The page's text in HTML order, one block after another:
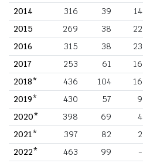
2014
316 39 14
2015
269 38 22
2016
315 38 23
2017
253 61 16
2018*
436 104 16
2019*
430 57 9
2020*
398 69 4
2021*
397 82 2
2022*
463 99 -